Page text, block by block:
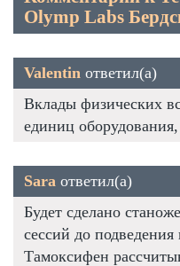
Olymp Labs
Valentin ответил(а)
Вклады физических
единиц оборудования,
Sara ответил(а)
Будет сделано
сессий до
Тамоксифен